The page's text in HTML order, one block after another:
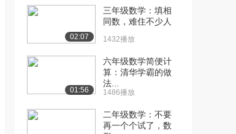
[10] 高中物理选修3-4 10
波的叠加...
1229播放
04:30
[11] 高中物理选修3-4 11
1042播放
04:06
[12] 高中物理选修3-4 12
03:23
02:07
三年级数学：填相
同数，难住不少人
1432播放
01:56
六年级数学简便计
算：清华学霸的做
法...
1486播放
二年级数学：不要
再一个个试了，数